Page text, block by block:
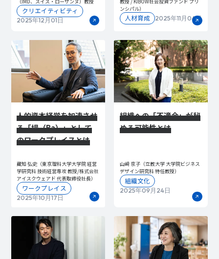
2025年12月01日
クリエイティビティ
ンシパル）
2025年11月04日
人材育成
人的資本経営を加速させ
る「場（Ba）」として
のワークプレイスとは
藏知 弘史（東京理科大学大学院 経営
学研究科 技術経営専攻 教授/株式会社
アイスクウェアド 代表取締役社長）
2025年10月17日
ワークプレイス
組織への「不適合」が秘
める可能性とは
山﨑 京子（立教大学 大学院ビジネス
デザイン研究科 特任教授）
2025年09月24日
組織文化